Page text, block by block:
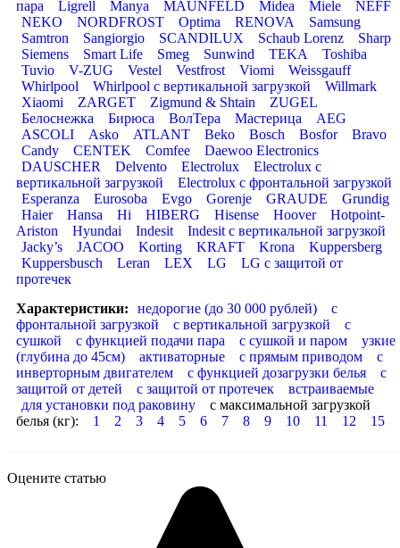
пара
Ligrell Manya MAUNFELD Midea Miele
NEFF
NEKO
NORDFROST Optima RENOVA
Samsung
Samtron
Sangiorgio SCANDILUX Schaub Lorenz
Sharp
Siemens
Smart Life Smeg Sunwind TEKA
Toshiba
Tuvio
V-ZUG Vestel Vestfrost Viomi
Weissgauff
Whirlpool
Whirlpool с вертикальной загрузкой
Willmark
Xiaomi
ZARGET Zigmund & Shtain
ZUGEL
Белоснежка
Бирюса ВолТера Мастерица
AEG
ASCOLI
Asko ATLANT Beko Bosch Bosfor
Bravo
Candy
CENTEK Comfee
Daewoo Electronics
DAUSCHER
Delvento Electrolux
Electrolux с
вертикальной загрузкой
Electrolux с фронтальной загрузкой
Esperanza
Eurosoba Evgo Gorenje GRAUDE
Grundig
Haier
Hansa Hi HIBERG Hisense Hoover
Hotpoint-
Ariston
Hyundai Indesit
Indesit с вертикальной загрузкой
Jacky’s
JACOO Korting KRAFT Krona
Kuppersberg
Kuppersbusch
Leran LEX LG
LG с защитой от
протечек
Характеристики:
недорогие (до 30 000 рублей)
с
фронтальной загрузкой
с вертикальной загрузкой
с
сушкой
с функцией подачи пара с сушкой и паром
узкие
(глубина до 45см)
активаторные с прямым приводом
с
инверторным двигателем
с функцией дозагрузки белья
с
защитой от детей
с защитой от протечек
встраиваемые
для установки под раковину
с максимальной загрузкой
белья (кг):
1 2 3 4 5 6 7 8 9 10 11 12 15
Оцените статью